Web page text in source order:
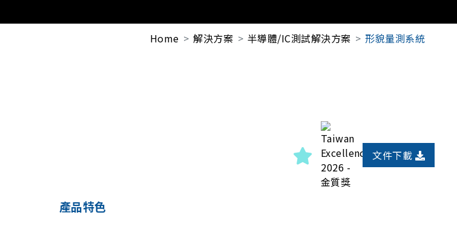
Home 解決方案 半導體/IC測試解決方案 形貌量測系統
文件下載
產品特色